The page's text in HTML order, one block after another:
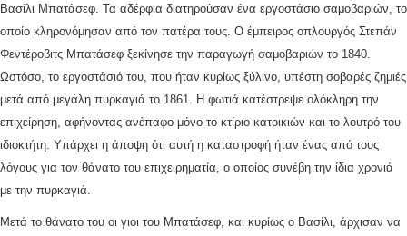
Βασίλι Μπατάσεφ. Τα αδέρφια διατηρούσαν ένα εργοστάσιο σαμοβαριών, το
οποίο κληρονόμησαν από τον πατέρα τους. Ο έμπειρος οπλουργός Στεπάν
Φεντέροβιτς Μπατάσεφ ξεκίνησε την παραγωγή σαμοβαριών το 1840.
Ωστόσο, το εργοστάσιό του, που ήταν κυρίως ξύλινο, υπέστη σοβαρές ζημιές
μετά από μεγάλη πυρκαγιά το 1861. Η φωτιά κατέστρεψε ολόκληρη την
επιχείρηση, αφήνοντας ανέπαφo μόνο το κτίριο κατοικιών και το λουτρό του
ιδιοκτήτη. Υπάρχει η άποψη ότι αυτή η καταστροφή ήταν ένας από τους
λόγους για τον θάνατο του επιχειρηματία, ο οποίος συνέβη την ίδια χρονιά
με την πυρκαγιά.
Μετά το θάνατο του οι γιοι του Μπατάσεφ, και κυρίως ο Βασίλι, άρχισαν να